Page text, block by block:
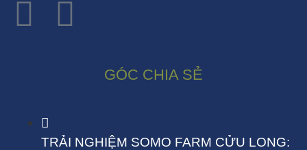
GÓC CHIA SẺ
TRẢI NGHIỆM SOMO FARM CỬU LONG: